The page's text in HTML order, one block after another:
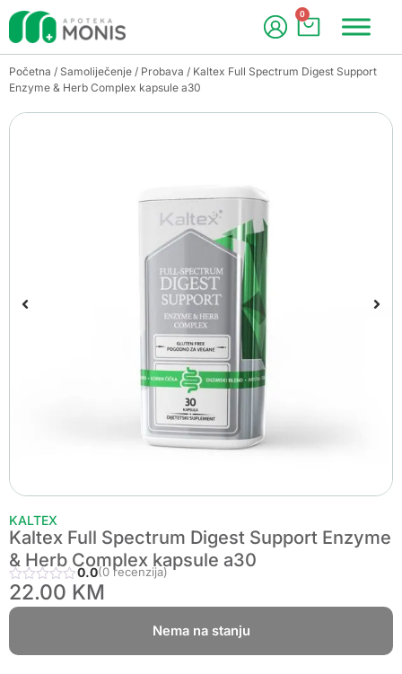
0
Početna / Samoliječenje / Probava / Kaltex Full Spectrum Digest Support
Enzyme & Herb Complex kapsule a30
KALTEX
Kaltex Full Spectrum Digest Support Enzyme
& Herb Complex kapsule a30
0.0(0 recenzija)
22.00 KM
Nema na stanju